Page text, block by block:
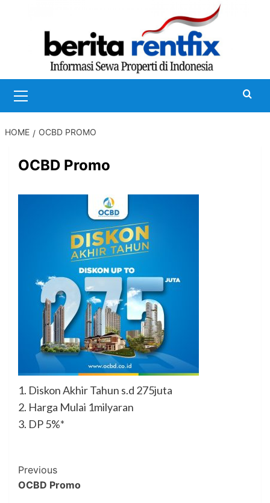
Menu
HOME OCBD PROMO
OCBD Promo
1. Diskon Akhir Tahun s.d 275juta
2. Harga Mulai 1milyaran
3. DP 5%*
Post
Navigation
Previous
OCBD Promo